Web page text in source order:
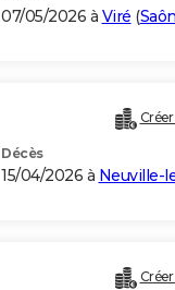
07/05/2026 à Viré (
Décès
15/04/2026 à Neuville-